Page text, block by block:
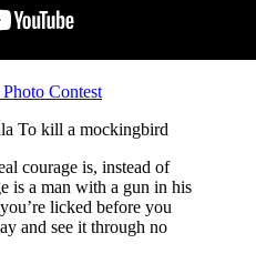
Contest
To kill a mockingbird
courage is, instead of
is a man with a gun in his
licked before you
and see it through no